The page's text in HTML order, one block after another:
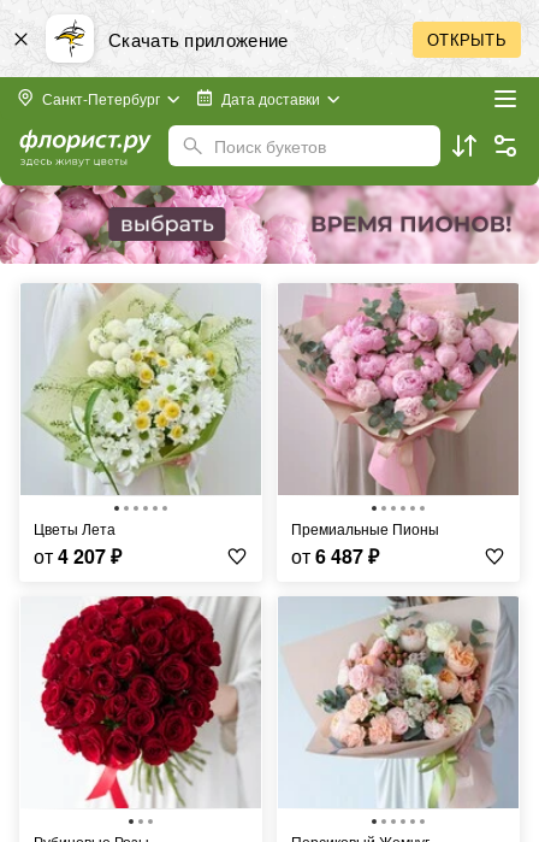
Скачать приложение ОТКРЫТЬ
Санкт-Петербург Дата доставки
Поиск букетов
Цветы Лета
от4 207₽
Премиальные Пионы
от6 487₽